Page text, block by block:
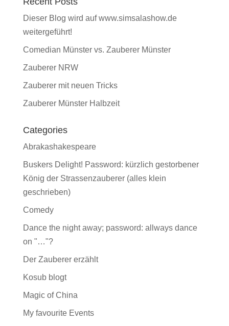
Dieser Blog wird auf www.simsalashow.de
weitergeführt!
Comedian Münster vs. Zauberer Münster
Zauberer NRW
Zauberer mit neuen Tricks
Zauberer Münster Halbzeit
Categories
Abrakashakespeare
Buskers Delight! Password: kürzlich gestorbener
König der Strassenzauberer (alles klein
geschrieben)
Comedy
Dance the night away; password: allways dance
on "…"?
Der Zauberer erzählt
Kosub blogt
Magic of China
My favourite Events